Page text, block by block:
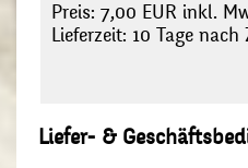
Preis: 7,00 EUR inkl.
Lieferzeit: 10 Tage
Liefer- &